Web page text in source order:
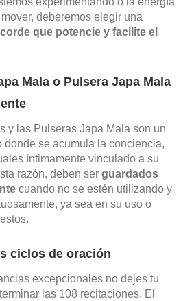
deberemos elegir una
que potencie y facilite el
Mala o Pulsera Japa Mala
y las Pulseras Japa Mala son un
donde se acumula la conciencia,
íntimamente vinculado a su
razón, deben ser guardados
cuando no se estén utilizando y
ya sea en su uso o
ciclos de oración
excepcionales no dejes tu
las 108 recitaciones. El